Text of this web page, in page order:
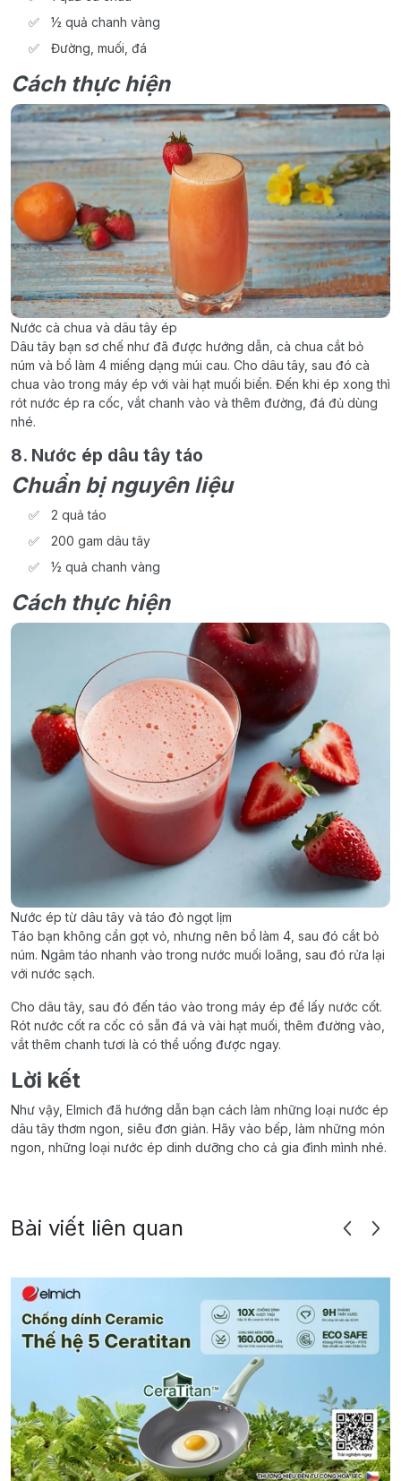
½ quả chanh vàng
Đường, muối, đá
Cách thực hiện
Nước cà chua và dâu tây ép
Dâu tây bạn sơ chế như đã được hướng dẫn, cà chua cắt bỏ
núm và bổ làm 4 miếng dạng múi cau. Cho dâu tây, sau đó cà
chua vào trong máy ép với vài hạt muối biển. Đến khi ép xong thì
rót nước ép ra cốc, vắt chanh vào và thêm đường, đá đủ dùng
nhé.
8. Nước ép dâu tây táo
Chuẩn bị nguyên liệu
2 quả táo
200 gam dâu tây
½ quả chanh vàng
Cách thực hiện
Nước ép từ dâu tây và táo đỏ ngọt lịm
Táo bạn không cần gọt vỏ, nhưng nên bổ làm 4, sau đó cắt bỏ
núm. Ngâm táo nhanh vào trong nước muối loãng, sau đó rửa lại
với nước sạch.
Cho dâu tây, sau đó đến táo vào trong máy ép để lấy nước cốt.
Rót nước cốt ra cốc có sẵn đá và vài hạt muối, thêm đường vào,
vắt thêm chanh tươi là có thể uống được ngay.
Lời kết
Như vậy, Elmich đã hướng dẫn bạn cách làm những loại nước ép
dâu tây thơm ngon, siêu đơn giản. Hãy vào bếp, làm những món
ngon, những loại nước ép dinh dưỡng cho cả gia đình mình nhé.
Bài viết liên quan